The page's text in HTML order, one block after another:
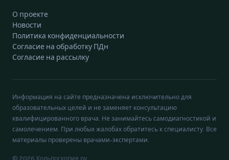
О проекте
Новости
Политика конфиденциальности
Согласие на обработку ПДн
Согласие на рассылку
Информация на сайте предназначена исключительно для
образовательных целей и не заменяет консультацию
квалифицированного врача. Не занимайтесь самодиагностикой и
самолечением. При любых жалобах обратитесь к специалисту. Все
материалы проверены врачами-экспертами.
© 2026 Кольпоскопия.ру